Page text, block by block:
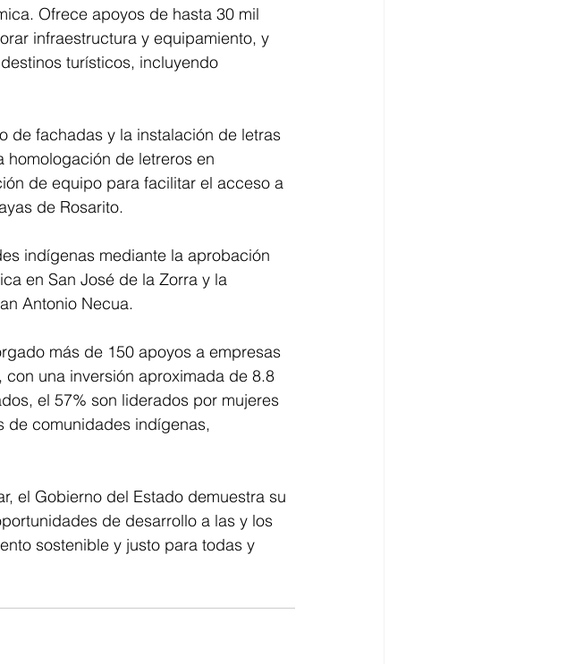
Ofrece apoyos de hasta 30 mil
infraestructura y equipamiento, y
turísticos, incluyendo
de fachadas y la instalación de letras
homologación de letreros en
de equipo para facilitar el acceso a
de Rosarito.
indígenas mediante la aprobación
en San José de la Zorra y la
Antonio Necua.
más de 150 apoyos a empresas
una inversión aproximada de 8.8
el 57% son liderados por mujeres
de comunidades indígenas,
el Gobierno del Estado demuestra su
de desarrollo a las y los
sostenible y justo para todas y